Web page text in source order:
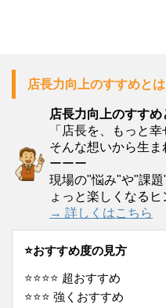
店長力向上のすすめとは
店長力向上のすすめ
「店長を、もっと幸
そんな想いから生ま
ーーー
現場の"悩み"や"課
ょっと楽しくなるヒ
→ 詳しくはこちら
⭐️おすすめ度の見方
⭐️⭐️⭐️⭐️ 超おすすめ
⭐️⭐️⭐️ 強くおすすめ